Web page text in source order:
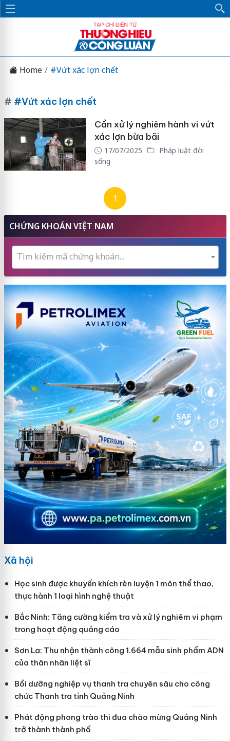
Home #Vứt xác lợn chết
# #Vứt xác lợn chết
Cần xử lý nghiêm hành vi vứt
xác lợn bừa bãi
17/07/2025
Pháp luật đời
sống
1
CHỨNG KHOÁN VIỆT NAM
Tìm kiếm mã chứng khoán...
Xã hội
Học sinh được khuyến khích rèn luyện 1 môn thể thao,
thực hành 1 loại hình nghệ thuật
Bắc Ninh: Tăng cường kiểm tra và xử lý nghiêm vi phạm
trong hoạt động quảng cáo
Sơn La: Thu nhận thành công 1.664 mẫu sinh phẩm ADN
của thân nhân liệt sĩ
Bồi dưỡng nghiệp vụ thanh tra chuyên sâu cho công
chức Thanh tra tỉnh Quảng Ninh
Phát động phong trào thi đua chào mừng Quảng Ninh
trở thành thành phố